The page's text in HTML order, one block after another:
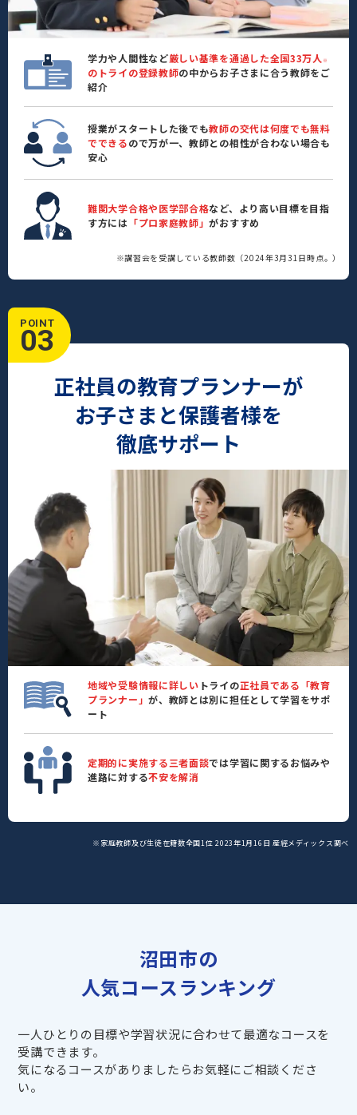
学力や人間性など厳しい基準を通過した全国33万人 ※
のトライの登録教師の中からお子さまに合う教師をご
紹介
授業がスタートした後でも教師の交代は何度でも無料
でできるので万が一、教師との相性が合わない場合も
安心
難関大学合格や医学部合格など、より高い目標を目指
す方には 「プロ家庭教師」がおすすめ
※講習会を受講している教師数（2024年3月31日時点。）
POINT
03
正社員の教育プランナーが
お子さまと保護者様を
徹底サポート
地域や受験情報に詳しい トライの正社員である「教育
プランナー」が、教師とは別に担任として学習をサポ
ート
定期的に実施する三者面談では学習に関するお悩みや
進路に対する不安を解消
※家庭教師及び生徒在籍数全国1位 2023年1月16日 産經メディックス調べ
沼田市の
人気コースランキング
一人ひとりの目標や学習状況に合わせて最適なコースを
受講できます。
気になるコースがありましたらお気軽にご相談くださ
い。